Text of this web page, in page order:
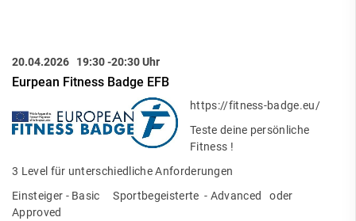
20.04.2026 19:30 -20:30 Uhr
Eurpean Fitness Badge EFB
https://fitness-badge.eu/
Teste deine persönliche
Fitness !
3 Level für unterschiedliche Anforderungen
Einsteiger - Basic Sportbegeisterte - Advanced oder
Approved